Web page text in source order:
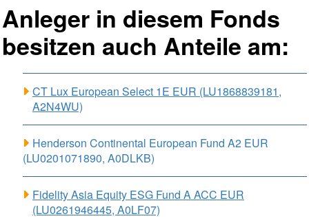
Anleger in diesem Fonds
besitzen auch Anteile am:
CT Lux European Select 1E EUR (LU1868839181,
A2N4WU)
Henderson Continental European Fund A2 EUR
(LU0201071890, A0DLKB)
Fidelity Asia Equity ESG Fund A ACC EUR
(LU0261946445, A0LF07)